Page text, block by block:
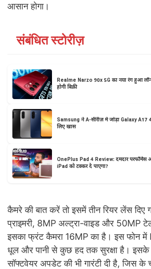
आसान होगा।
संबंधित स्टोरीज़
Realme Narzo 90x 5G का नया रंग हुआ
होगी बिक्री
Samsung ने A-सीरीज़ में जोड़ा Galaxy A17
लिए खास
OnePlus Pad 4 Review: दमदार परफॉर्मेंस
iPad को टक्कर दे पाएगा?
कैमरे की बात करें तो इसमें तीन रियर लेंस
प्राइमरी, 8MP अल्ट्रा-वाइड और 50MP
इसका फ्रंट कैमरा 16MP का है। इस फोन में
धूल और पानी से कुछ हद तक सुरक्षा है। इसके
सॉफ्टवेयर अपडेट की भी गारंटी दी है, जिस के